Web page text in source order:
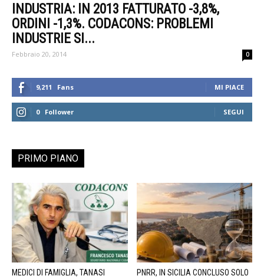
INDUSTRIA: IN 2013 FATTURATO -3,8%,
ORDINI -1,3%. CODACONS: PROBLEMI
INDUSTRIE SI...
Febbraio 20, 2014 0
9,211 Fans MI PIACE
0 Follower SEGUI
PRIMO PIANO
MEDICI DI FAMIGLIA, TANASI
PNRR, IN SICILIA CONCLUSO SOLO